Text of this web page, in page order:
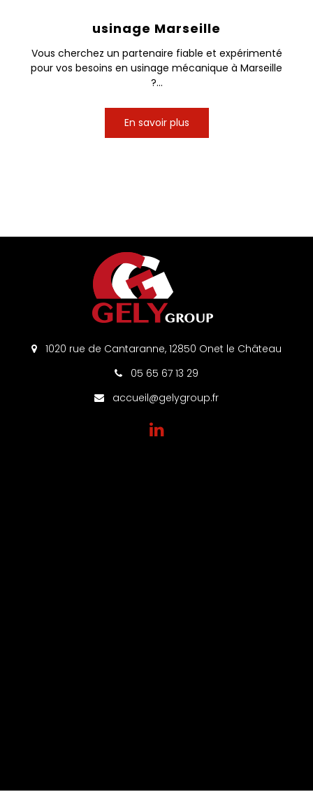
usinage Marseille
Vous cherchez un partenaire fiable et expérimenté
pour vos besoins en usinage mécanique à Marseille
?...
En savoir plus
1020 rue de Cantaranne, 12850 Onet le Château
05 65 67 13 29
accueil@gelygroup.fr